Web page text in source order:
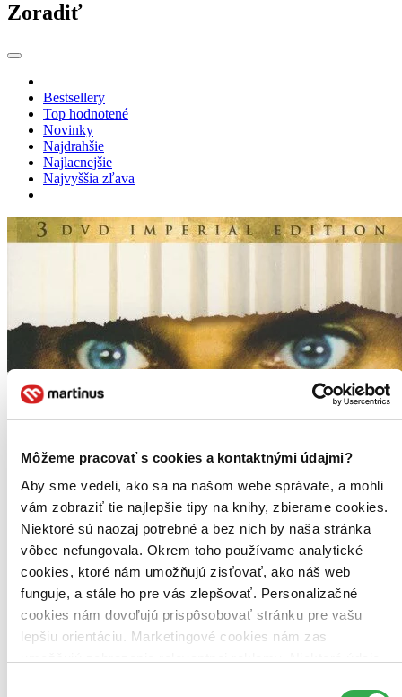
Môžeme pracovať s cookies a kontaktnými údajmi?
Aby sme vedeli, ako sa na našom webe správate, a mohli
vám zobraziť tie najlepšie tipy na knihy, zbierame cookies.
Niektoré sú naozaj potrebné a bez nich by naša stránka
vôbec nefungovala. Okrem toho používame analytické
cookies, ktoré nám umožňujú zisťovať, ako náš web
funguje, a stále ho pre vás zlepšovať. Personalizačné
cookies nám dovoľujú prispôsobovať stránku pre vašu
lepšiu orientáciu. Marketingové cookies nám zas
Zoradiť
Bestsellery
Top hodnotené
Novinky
Najdrahšie
Najlacnejšie
Najvyššia zľava